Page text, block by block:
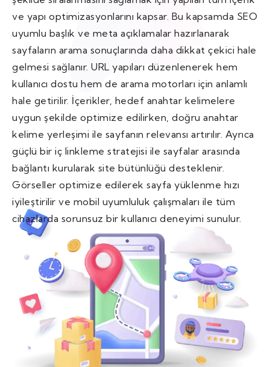
ve yapı optimizasyonlarını kapsar. Bu kapsamda SEO
uyumlu başlık ve meta açıklamalar hazırlanarak
sayfaların arama sonuçlarında daha dikkat çekici hale
gelmesi sağlanır. URL yapıları düzenlenerek hem
kullanıcı dostu hem de arama motorları için anlamlı
hale getirilir. İçerikler, hedef anahtar kelimelere
uygun şekilde optimize edilirken, doğru anahtar
kelime yerleşimi ile sayfanın relevansı artırılır. Ayrıca
güçlü bir iç linkleme stratejisi ile sayfalar arasında
bağlantı kurularak site bütünlüğü desteklenir.
Görseller optimize edilerek sayfa yüklenme hızı
iyileştirilir ve mobil uyumluluk çalışmaları ile tüm
cihazlarda sorunsuz bir kullanıcı deneyimi sunulur.